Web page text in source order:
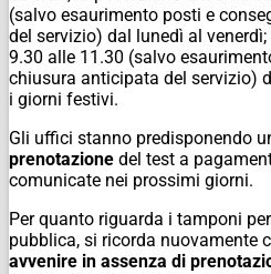
(salvo esaurimento posti e
del servizio) dal lunedì al
9.30 alle 11.30 (salvo
chiusura anticipata del servizio)
i giorni festivi.
Gli uffici stanno predisponendo
prenotazione del test a
comunicate nei prossimi giorni.
Per quanto riguarda i tamponi
pubblica, si ricorda nuovamente
avvenire in assenza di